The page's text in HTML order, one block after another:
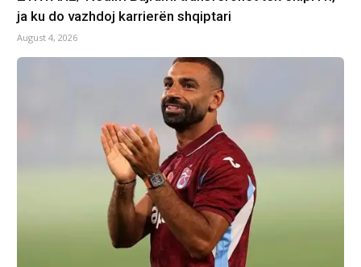
ja ku do vazhdoj karrierën shqiptari
August 4, 2026